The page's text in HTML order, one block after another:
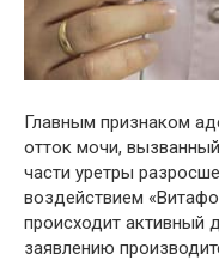
Главным признаком
отток мочи,
части уретры
воздействием
происходит активный
заявлению